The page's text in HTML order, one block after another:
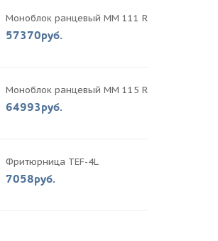
Моноблок ранцевый MM 111 R
57370руб.
Моноблок ранцевый MM 115 R
64993руб.
Фритюрница TEF-4L
7058руб.